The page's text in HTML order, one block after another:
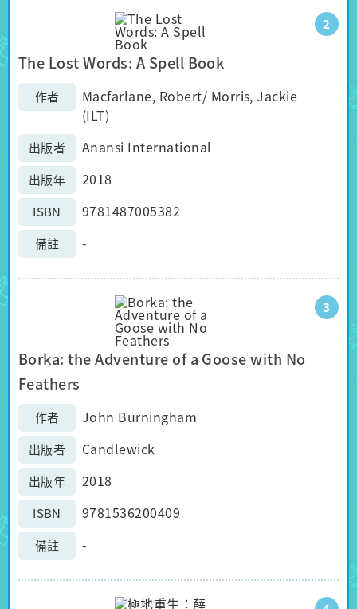
2
The Lost Words: A Spell Book
作者
Macfarlane, Robert/ Morris, Jackie
(ILT)
出版者 Anansi International
出版年 2018
ISBN 9781487005382
備註 -
3
Borka: the Adventure of a Goose with No
Feathers
作者 John Burningham
出版者 Candlewick
出版年 2018
ISBN 9781536200409
備註 -